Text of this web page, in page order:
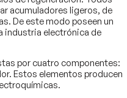
acumuladores ligeros, de
De este modo poseen un
industria electrónica de
por cuatro componentes:
Estos elementos producen